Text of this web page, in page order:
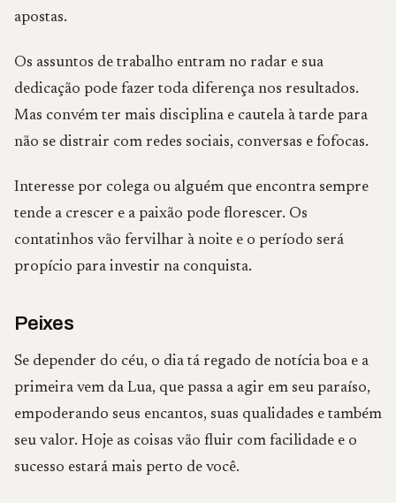
apostas.
Os assuntos de trabalho entram no radar e sua
dedicação pode fazer toda diferença nos resultados.
Mas convém ter mais disciplina e cautela à tarde para
não se distrair com redes sociais, conversas e fofocas.
Interesse por colega ou alguém que encontra sempre
tende a crescer e a paixão pode florescer. Os
contatinhos vão fervilhar à noite e o período será
propício para investir na conquista.
Peixes
Se depender do céu, o dia tá regado de notícia boa e a
primeira vem da Lua, que passa a agir em seu paraíso,
empoderando seus encantos, suas qualidades e também
seu valor. Hoje as coisas vão fluir com facilidade e o
sucesso estará mais perto de você.